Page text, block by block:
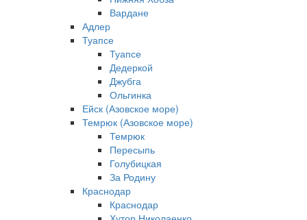
Вардане
Адлер
Туапсе
Туапсе
Дедеркой
Джубга
Ольгинка
Ейск (Азовское море)
Темрюк (Азовское море)
Темрюк
Пересыпь
Голубицкая
За Родину
Краснодар
Краснодар